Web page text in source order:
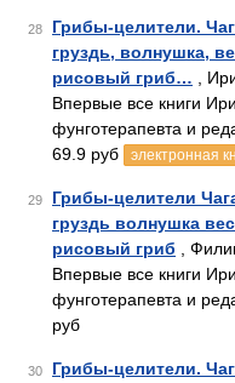
28
Грибы-целители.
груздь, волнушка,
рисовый гриб… ,
Впервые все книги
фунготерапевта и
69.9 руб
электронная
29
Грибы-целители
груздь волнушка
рисовый гриб ,
Впервые все книги
фунготерапевта и
руб
30
Грибы-целители.